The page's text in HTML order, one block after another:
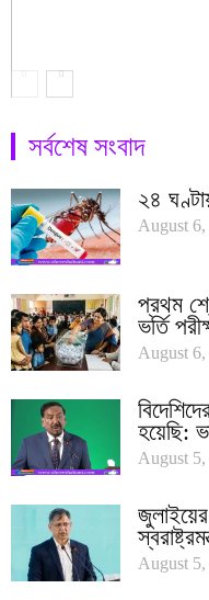
সর্বশেষ সংবাদ
২৪
August 6,
প্রথম
ভর্তি
August 6,
হয়েছি:
August 5,
August 5,